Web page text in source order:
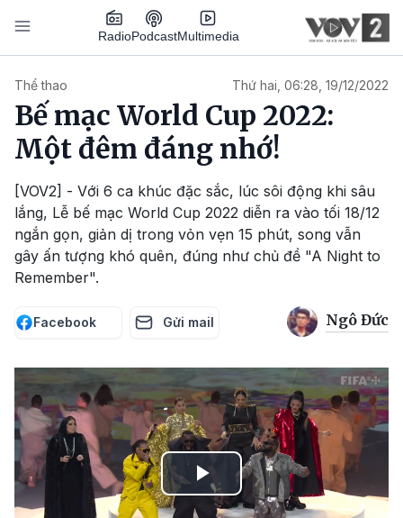
Nhảy đến nội dung
RadioPodcastMultimedia
Thể thao Thứ hai, 06:28, 19/12/2022
Bế mạc World Cup 2022:
Một đêm đáng nhớ!
[VOV2] - Với 6 ca khúc đặc sắc, lúc sôi động khi sâu
lắng, Lễ bế mạc World Cup 2022 diễn ra vào tối 18/12
ngắn gọn, giản dị trong vỏn vẹn 15 phút, song vẫn
gây ấn tượng khó quên, đúng như chủ đề "A Night to
Remember".
Facebook Gửi mail Ngô Đức
Play